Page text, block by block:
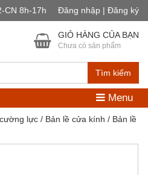
CN 8h-17h Đăng nhập | Đăng ký
Tìm kiếm
GIỎ HÀNG CỦA BẠN
Chưa có sản phẩm
Menu
lực/ Bản lề cửa kính / Bản lề